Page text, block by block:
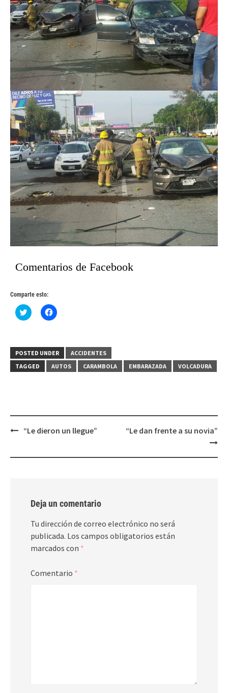
Comentarios de Facebook
Comparte esto:
Haz
clic
(Se
abre
en
una
Haz
clic
(Se
abre
en
una
POSTED UNDER
ACCIDENTES
TAGGED
AUTOS CARAMBOLA EMBARAZADA VOLCADURA
Post“Le dieron un llegue” “Le dan frente a su novia”
Deja un comentario
Tu dirección de correo electrónico no será
publicada. Los campos obligatorios están
marcados con *
Comentario *